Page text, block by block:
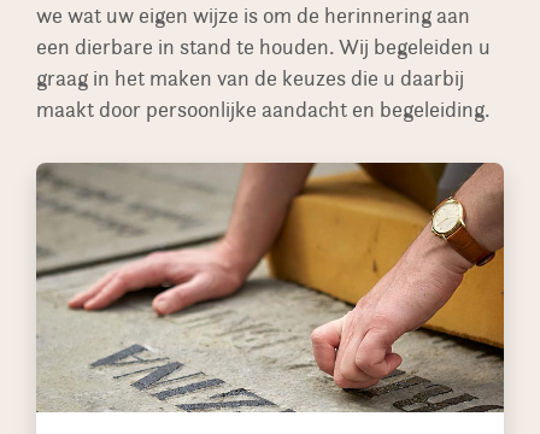
we wat uw eigen wijze is om de herinnering aan
een dierbare in stand te houden. Wij begeleiden u
graag in het maken van de keuzes die u daarbij
maakt door persoonlijke aandacht en begeleiding.